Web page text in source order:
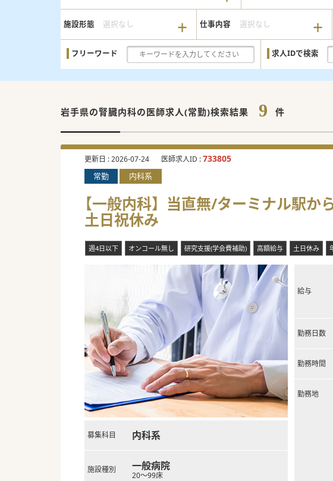
施設形態 選択なし 仕事内容 選択なし
フリーワード 求人IDで検索
岩手県の腎臓内科の医師求人(常勤)検索結果 9 件
更新日 :2026-07-24 医師求人ID :733805
常勤 内科系
【一般内科】当直無/ターミナル駅
土日祝休み
週4日以下 オンコール無し 研究支援(学会費補助) 高額給与 土日休み
募集科目 内科系
施設種別 一般病院
20～99床
給与
勤務日数
勤務時間
勤務地